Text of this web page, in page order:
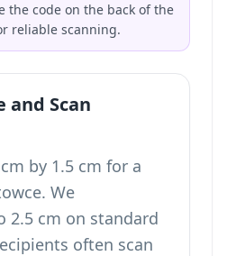
the code on the back of the
reliable scanning.
and Scan
by 1.5 cm for a
We
2.5 cm on standard
often scan